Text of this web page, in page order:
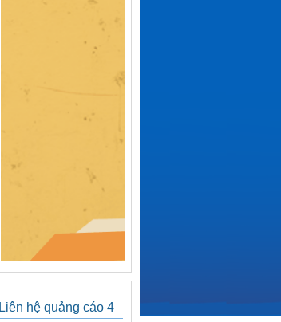
Liên hệ quảng cáo 4